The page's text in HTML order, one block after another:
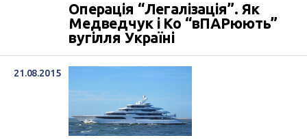
Операція “Легалізація”. Як
Медведчук і Ко “вПАРюють”
вугілля Україні
21.08.2015